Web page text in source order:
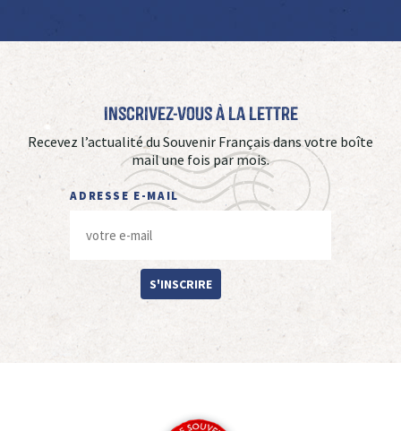
Inscrivez-vous à La Lettre
Recevez l’actualité du Souvenir Français dans votre boîte
mail une fois par mois.
ADRESSE E-MAIL
S'INSCRIRE